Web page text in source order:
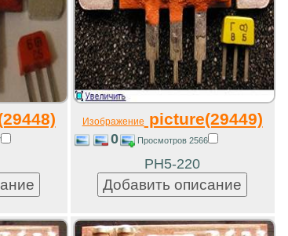
Изображение picture(29449)
0 Просмотров 2566
РН5-220